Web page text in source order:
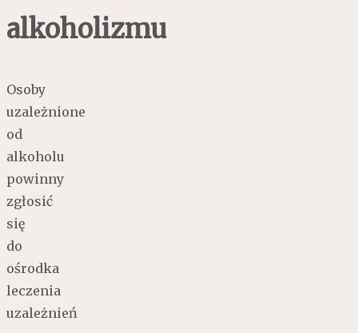
alkoholizmu
Osoby
uzależnione
od
alkoholu
powinny
zgłosić
się
do
ośrodka
leczenia
uzależnień